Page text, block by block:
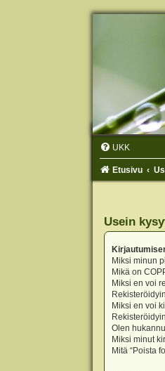
UKK
Etusivu
Usein
Miksi minun
Mikä on
Miksi en voi
Miksi en voi
Olen
Miksi minut
Mitä “Poista